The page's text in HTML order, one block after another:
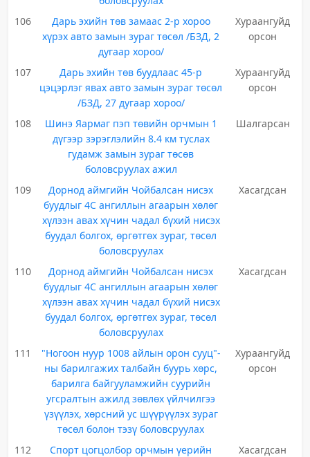
106
Дарь эхийн төв замаас 2-р хороо
хүрэх авто замын зураг төсөл /БЗД, 2
дугаар хороо/
Хураангуйд
орсон
107
Дарь эхийн төв буудлаас 45-р
цэцэрлэг явах авто замын зураг төсөл
/БЗД, 27 дугаар хороо/
Хураангуйд
орсон
108
Шинэ Яармаг пэп төвийн орчмын 1
дүгээр зэрэглэлийн 8.4 км туслах
гудамж замын зураг төсөв
боловсруулах ажил
Шалгарсан
109
Дорнод аймгийн Чойбалсан нисэх
буудлыг 4С ангиллын агаарын хөлөг
хүлээн авах хүчин чадал бүхий нисэх
буудал болгох, өргөтгөх зураг, төсөл
боловсруулах
Хасагдсан
110
Дорнод аймгийн Чойбалсан нисэх
буудлыг 4С ангиллын агаарын хөлөг
хүлээн авах хүчин чадал бүхий нисэх
буудал болгох, өргөтгөх зураг, төсөл
боловсруулах
Хасагдсан
111
"Ногоон нуур 1008 айлын орон сууц"-
ны барилгажих талбайн буурь хөрс,
барилга байгууламжийн суурийн
угсралтын ажилд зөвлөх үйлчилгээ
үзүүлэх, хөрсний ус шүүрүүлэх зураг
төсөл болон тэзү боловсруулах
Хураангуйд
орсон
112
Спорт цогцолбор орчмын үерийн
Хасагдсан